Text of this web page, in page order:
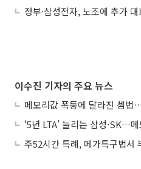
이수진 기자의 주요 뉴스